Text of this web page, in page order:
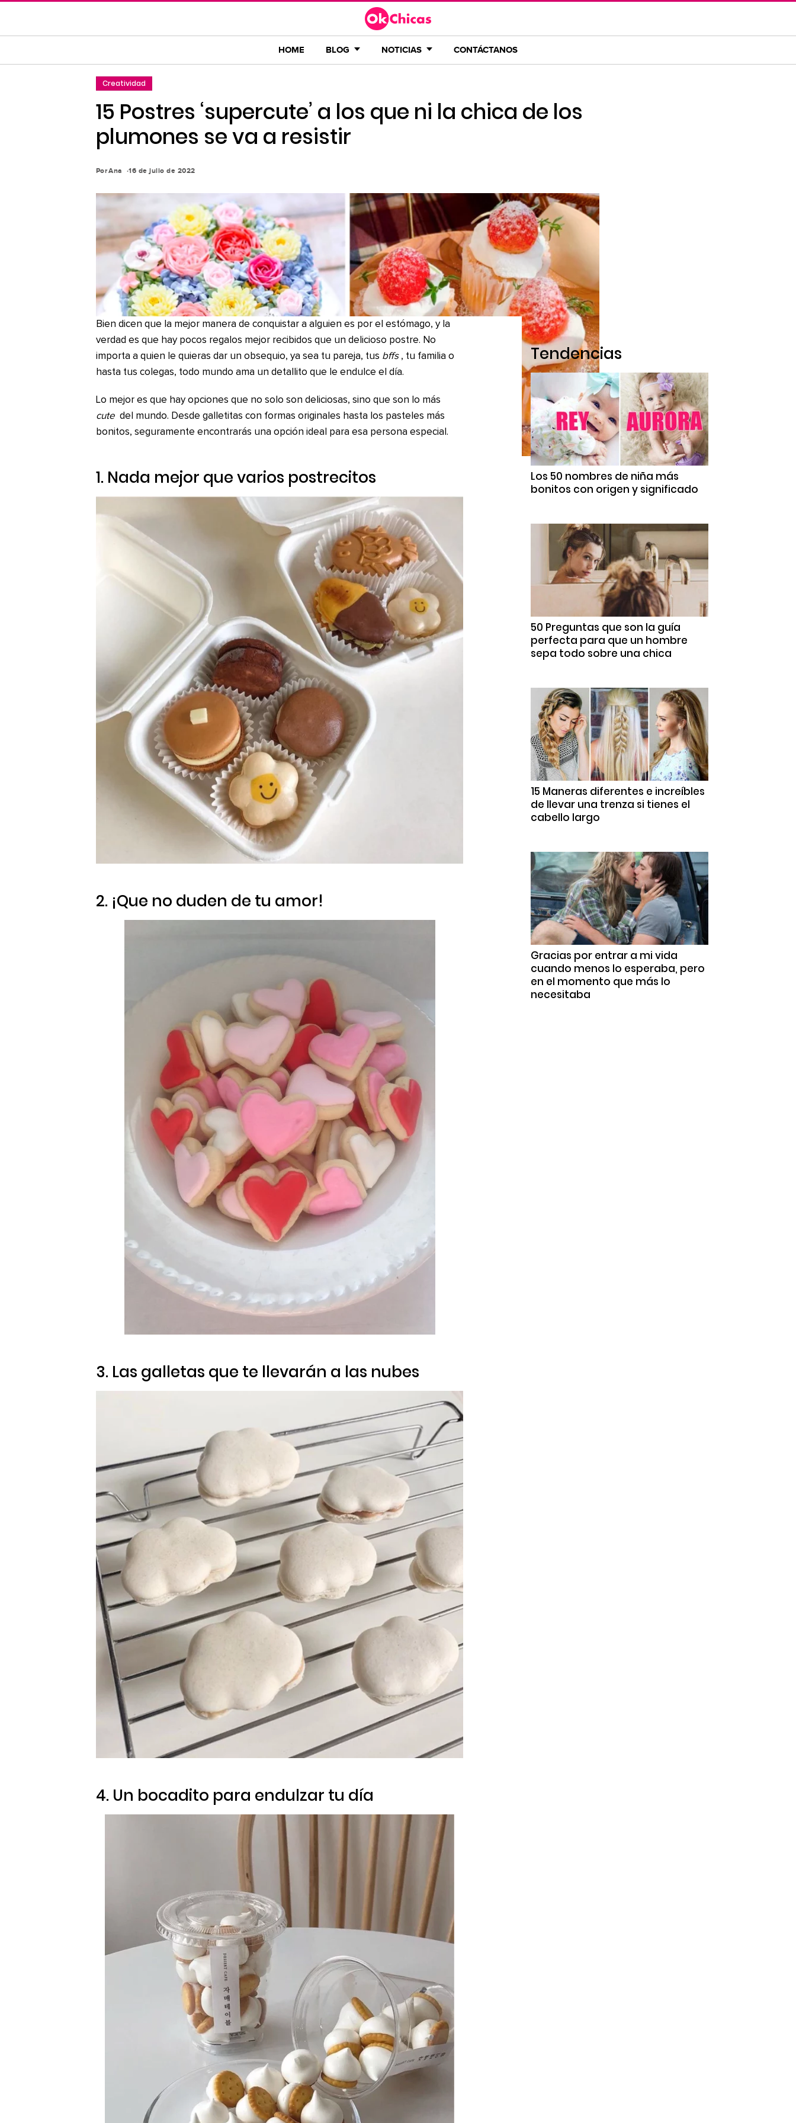
contenido
HOME BLOG NOTICIAS CONTÁCTANOS
Creatividad
15 Postres ‘supercute’ a los que ni la chica de los
plumones se va a resistir
PorAna 16 de julio de 2022
Bien dicen que la mejor manera de conquistar a alguien es por el estómago, y la
verdad es que hay pocos regalos mejor recibidos que un delicioso postre. No
importa a quien le quieras dar un obsequio, ya sea tu pareja, tus bffs , tu familia o
hasta tus colegas, todo mundo ama un detallito que le endulce el día.
Lo mejor es que hay opciones que no solo son deliciosas, sino que son lo más
cute del mundo. Desde galletitas con formas originales hasta los pasteles más
bonitos, seguramente encontrarás una opción ideal para esa persona especial.
1. Nada mejor que varios postrecitos
2. ¡Que no duden de tu amor!
3. Las galletas que te llevarán a las nubes
4. Un bocadito para endulzar tu día
Tendencias
Los 50 nombres de niña más
bonitos con origen y significado
50 Preguntas que son la guía
perfecta para que un hombre
sepa todo sobre una chica
15 Maneras diferentes e increíbles
de llevar una trenza si tienes el
cabello largo
Gracias por entrar a mi vida
cuando menos lo esperaba, pero
en el momento que más lo
necesitaba